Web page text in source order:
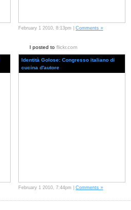
February 1 2010, 8:13pm | Comments »
I posted to flickr.com
Identità Golose: Congresso italiano di
cucina d'autore
February 1 2010, 7:44pm | Comments »